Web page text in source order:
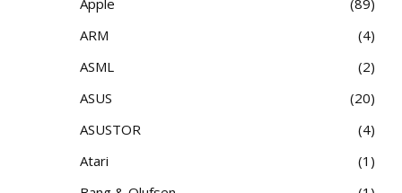
ARM
4
ASML
2
ASUS
20
ASUSTOR
4
Atari
1